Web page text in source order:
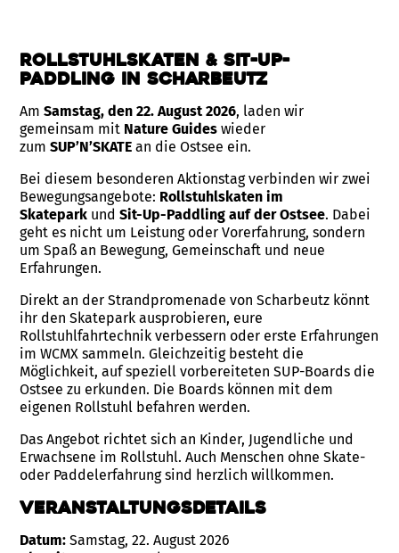
Rollstuhlskaten & Sit-Up-
Paddling in Scharbeutz
AmSamstag, den 22. August 2026, laden wir
gemeinsam mit Nature Guides wieder
zumSUP’N’SKATE an die Ostsee ein.
Bei diesem besonderen Aktionstag verbinden wir zwei
Bewegungsangebote: Rollstuhlskaten im
Skatepark undSit-Up-Paddling auf der Ostsee. Dabei
geht es nicht um Leistung oder Vorerfahrung, sondern
um Spaß an Bewegung, Gemeinschaft und neue
Erfahrungen.
Direkt an der Strandpromenade von Scharbeutz könnt
ihr den Skatepark ausprobieren, eure
Rollstuhlfahrtechnik verbessern oder erste Erfahrungen
im WCMX sammeln. Gleichzeitig besteht die
Möglichkeit, auf speziell vorbereiteten SUP-Boards die
Ostsee zu erkunden. Die Boards können mit dem
eigenen Rollstuhl befahren werden.
Das Angebot richtet sich an Kinder, Jugendliche und
Erwachsene im Rollstuhl. Auch Menschen ohne Skate-
oder Paddelerfahrung sind herzlich willkommen.
Veranstaltungsdetails
Datum: Samstag, 22. August 2026